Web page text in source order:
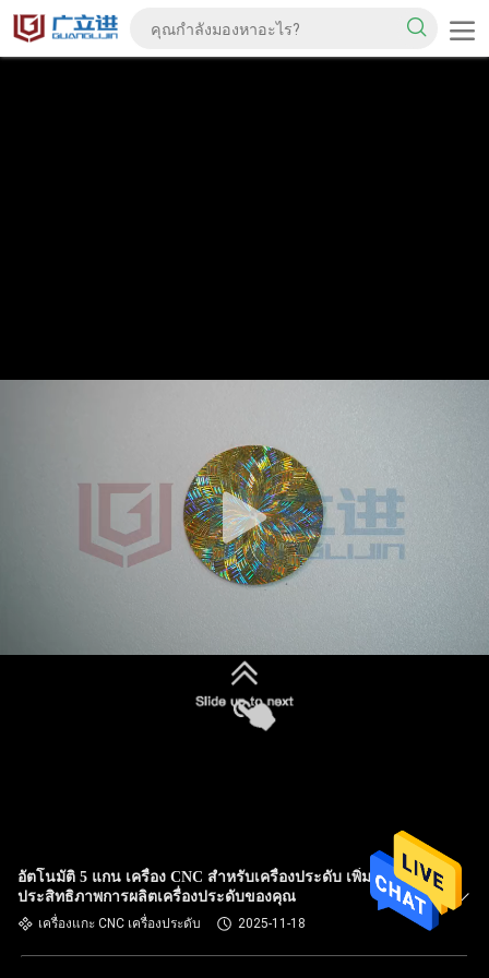
อัตโนมัติ 5 แกน เครื่อง CNC สําหรับเครื่องประดับ เพิ่ม
ประสิทธิภาพการผลิตเครื่องประดับของคุณ
เครื่องแกะ CNC เครื่องประดับ 2025-11-18